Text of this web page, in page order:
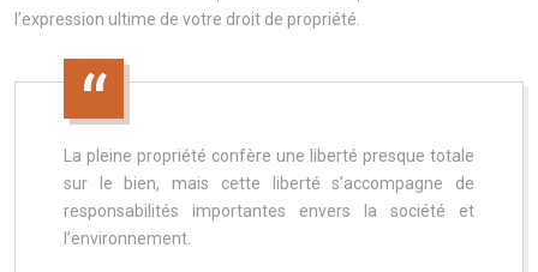
l’expression ultime de votre droit de propriété.
La pleine propriété confère une liberté presque totale
sur le bien, mais cette liberté s’accompagne de
responsabilités importantes envers la société et
l’environnement.